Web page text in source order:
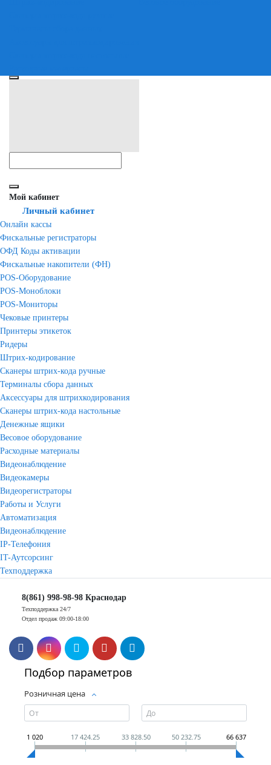
Мой кабинет
Личный кабинет
Онлайн кассы
Фискальные регистраторы
ОФД Коды активации
Фискальные накопители (ФН)
POS-Оборудование
POS-Моноблоки
POS-Мониторы
Чековые принтеры
Принтеры этикеток
Ридеры
Штрих-кодирование
Сканеры штрих-кода ручные
Терминалы сбора данных
Аксессуары для штрихкодирования
Сканеры штрих-кода настольные
Денежные ящики
Весовое оборудование
Расходные материалы
Видеонаблюдение
Видеокамеры
Видеорегистраторы
Работы и Услуги
Автоматизация
Видеонаблюдение
IP-Телефония
IT-Аутсорсинг
Техподдержка
8(861) 998-98-98 Краснодар
Техподдержка 24/7
Отдел продаж 09:00-18:00
Подбор параметров
Розничная цена
1 020 17 424.25 33 828.50 50 232.75 66 637